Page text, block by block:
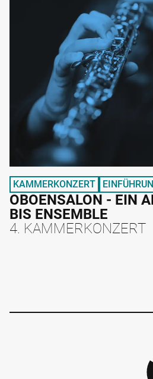
KAMMERKONZERT
OBOENSALON - EIN
BIS ENSEMBLE
4. KAMMERKONZERT